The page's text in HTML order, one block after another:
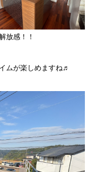
放感！！
ムが楽しめますね♬